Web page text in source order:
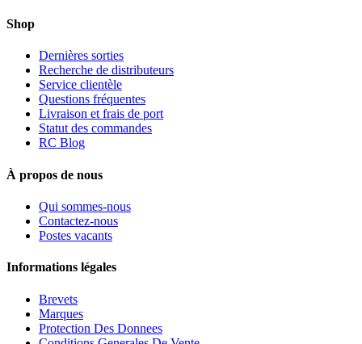
Shop
Dernières sorties
Recherche de distributeurs
Service clientèle
Questions fréquentes
Livraison et frais de port
Statut des commandes
RC Blog
À propos de nous
Qui sommes-nous
Contactez-nous
Postes vacants
Informations légales
Brevets
Marques
Protection Des Donnees